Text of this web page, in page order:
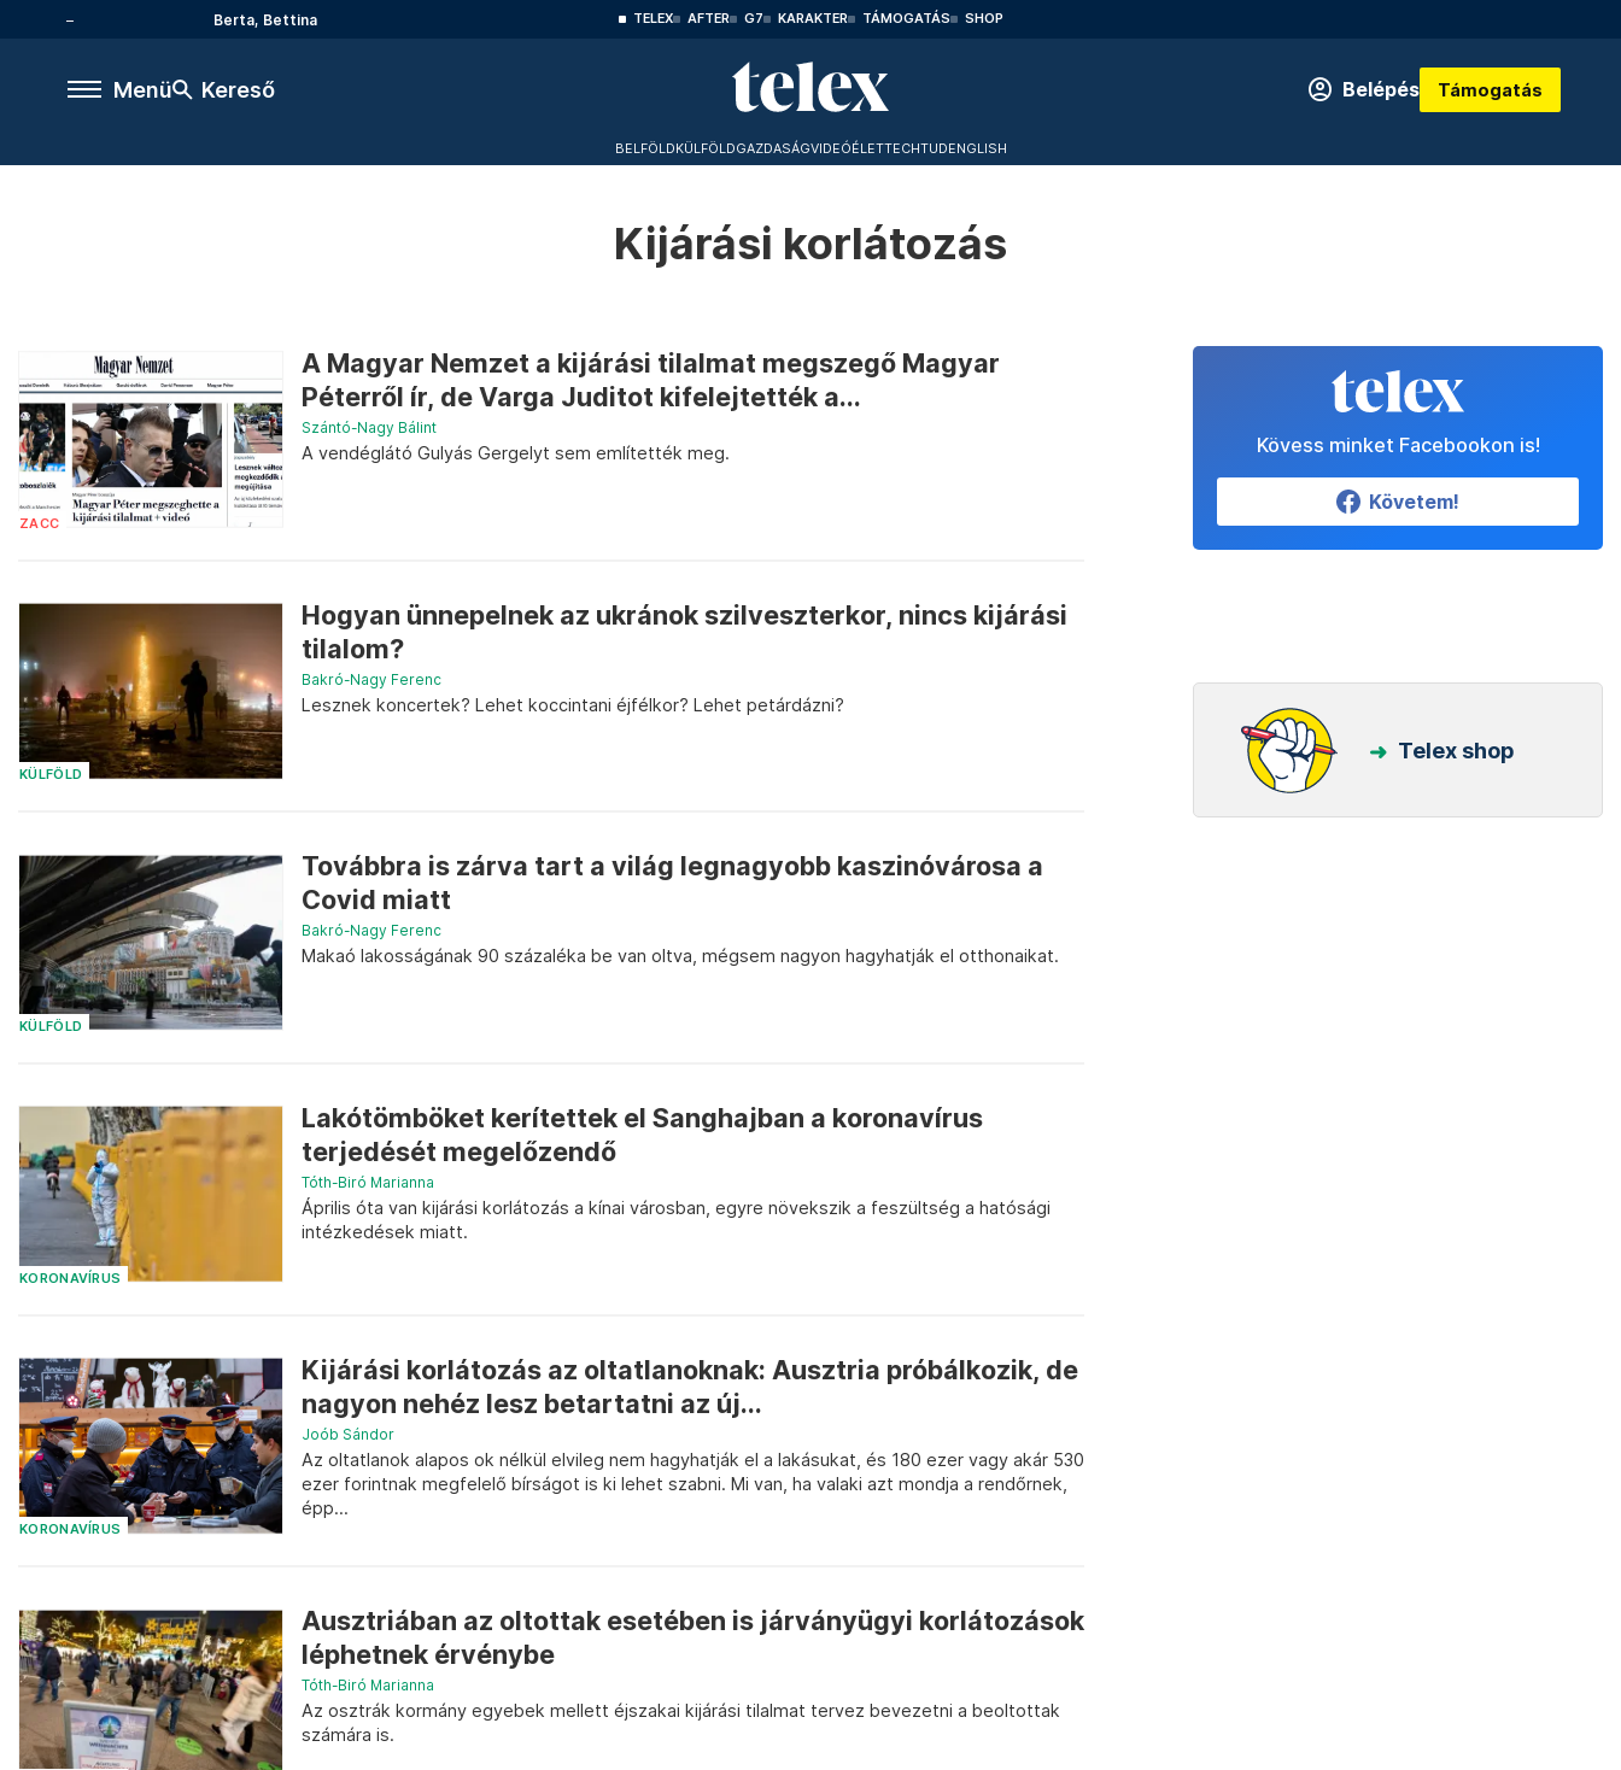
Berta, Bettina TELEX AFTER G7 KARAKTER TÁMOGATÁS SHOP
Menü Kereső Belépés Támogatás
BELFÖLDKÜLFÖLDGAZDASÁGVIDEÓÉLETTECHTUDENGLISH
Kijárási korlátozás
ZACC
A Magyar Nemzet a kijárási tilalmat megszegő Magyar
Péterről ír, de Varga Juditot kifelejtették a...
Szántó-Nagy Bálint
A vendéglátó Gulyás Gergelyt sem említették meg.
KÜLFÖLD
Hogyan ünnepelnek az ukránok szilveszterkor, nincs kijárási
tilalom?
Bakró-Nagy Ferenc
Lesznek koncertek? Lehet koccintani éjfélkor? Lehet petárdázni?
KÜLFÖLD
Továbbra is zárva tart a világ legnagyobb kaszinóvárosa a
Covid miatt
Bakró-Nagy Ferenc
Makaó lakosságának 90 százaléka be van oltva, mégsem nagyon hagyhatják el otthonaikat.
KORONAVÍRUS
Lakótömböket kerítettek el Sanghajban a koronavírus
terjedését megelőzendő
Tóth-Biró Marianna
Április óta van kijárási korlátozás a kínai városban, egyre növekszik a feszültség a hatósági
intézkedések miatt.
KORONAVÍRUS
Kijárási korlátozás az oltatlanoknak: Ausztria próbálkozik, de
nagyon nehéz lesz betartatni az új...
Joób Sándor
Az oltatlanok alapos ok nélkül elvileg nem hagyhatják el a lakásukat, és 180 ezer vagy akár 530
ezer forintnak megfelelő bírságot is ki lehet szabni. Mi van, ha valaki azt mondja a rendőrnek,
épp...
Ausztriában az oltottak esetében is járványügyi korlátozások
léphetnek érvénybe
Tóth-Biró Marianna
Az osztrák kormány egyebek mellett éjszakai kijárási tilalmat tervez bevezetni a beoltottak
számára is.
Kövess minket Facebookon is!
Követem!
Telex shop